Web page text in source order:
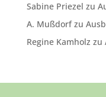
Sabine Priezel zu
A. Mußdorfzu
Regine Kamholz zu